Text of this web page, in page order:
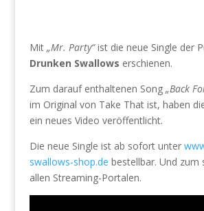
Mit „Mr. Party“ist die neue Single der
Drunken Swallows erschienen.
Zum darauf enthaltenen Song „Back
im Original von Take That ist, haben
ein neues Video veröffentlicht.
Die neue Single ist ab sofort unter
swallows-shop.de bestellbar. Und zum
allen Streaming-Portalen.